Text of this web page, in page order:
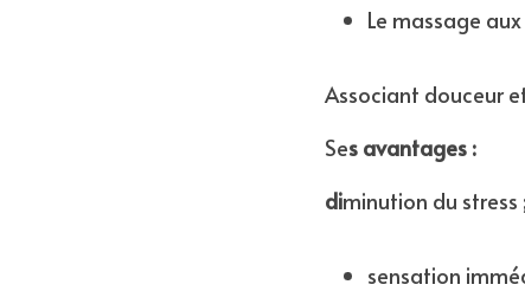
Le massage
Associant douceur
Ses avantages :
diminution du stress ;
sensation